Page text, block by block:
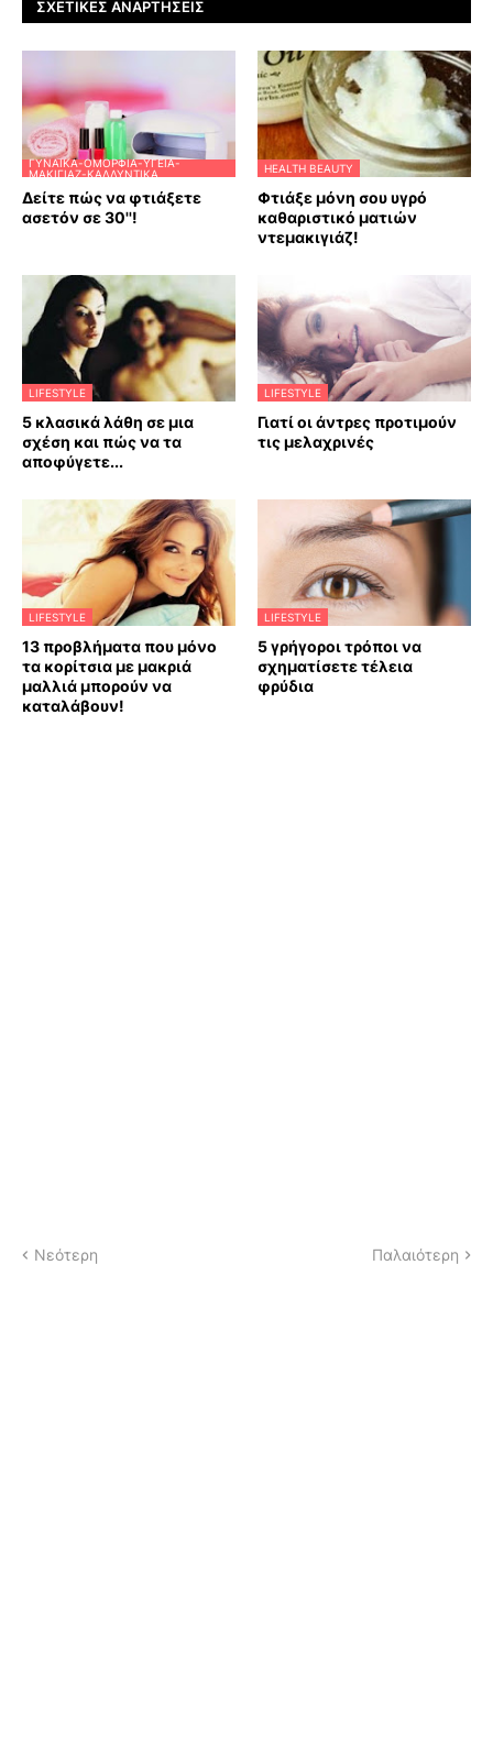
ΣΧΕΤΙΚΈΣ ΑΝΑΡΤΉΣΕΙΣ
ΓΥΝΑΊΚΑ-ΟΜΟΡΦΙΆ-ΥΓΕΊΑ-
ΜΑΚΙΓΙΆΖ-ΚΑΛΛΥΝΤΙΚΆ
Δείτε πώς να φτιάξετε
ασετόν σε 30''!
HEALTH BEAUTY
Φτιάξε μόνη σου υγρό
καθαριστικό ματιών
ντεμακιγιάζ!
LIFESTYLE
5 κλασικά λάθη σε μια
σχέση και πώς να τα
αποφύγετε...
LIFESTYLE
Γιατί οι άντρες προτιμούν
τις μελαχρινές
LIFESTYLE
13 προβλήματα που μόνο
τα κορίτσια με μακριά
μαλλιά μπορούν να
καταλάβουν!
LIFESTYLE
5 γρήγοροι τρόποι να
σχηματίσετε τέλεια
φρύδια
Νεότερη Παλαιότερη